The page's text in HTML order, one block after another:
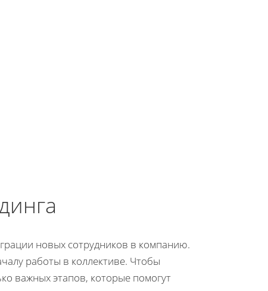
новых сотрудников в компанию.
работы в коллективе. Чтобы
важных этапов, которые помогут